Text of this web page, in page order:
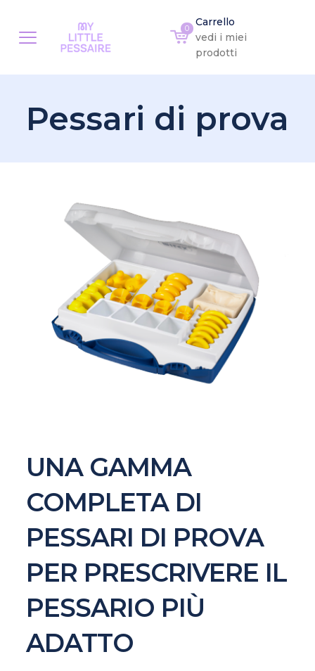
0
Carrello
vedi i miei
prodotti
Pessari di prova
UNA GAMMA
COMPLETA DI
PESSARI DI PROVA
PER PRESCRIVERE IL
PESSARIO PIÙ
ADATTO